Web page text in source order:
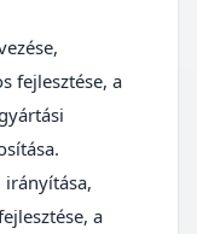
fejlesztése, a
irányítása,
a